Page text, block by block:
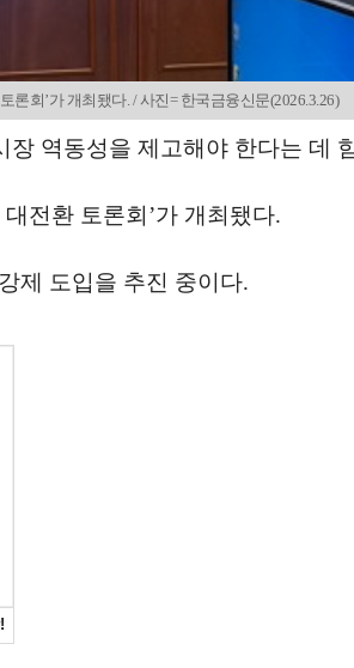
회’가 개최됐다. / 사진= 한국금융신문(2026.3.26)
역동성을 제고해야 한다는 데
전환 토론회’가 개최됐다.
제 도입을 추진 중이다.